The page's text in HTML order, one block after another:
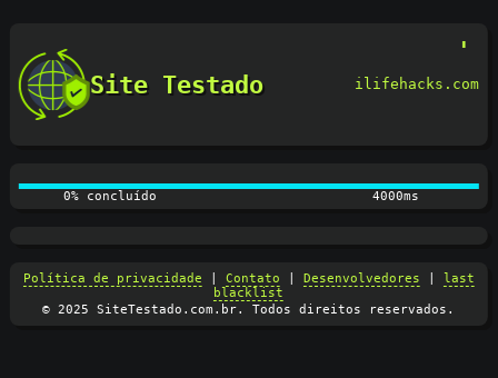
Site Testado ilifehacks.com
0% concluído 4000ms
Política de privacidade Contato Desenvolvedores
last
blacklist
© 2025 SiteTestado.com.br. Todos direitos reservados.